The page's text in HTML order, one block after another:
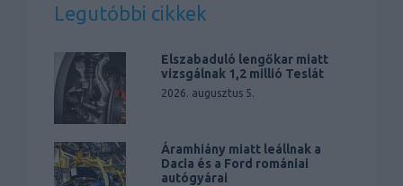
Legutóbbi cikkek
Elszabaduló lengőkar miatt
vizsgálnak 1,2 millió Teslát
2026. augusztus 5.
Áramhiány miatt leállnak a
Dacia és a Ford romániai
autógyárai